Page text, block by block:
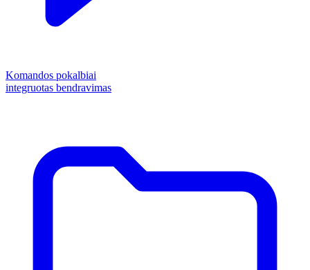
Komandos pokalbiai
integruotas bendravimas